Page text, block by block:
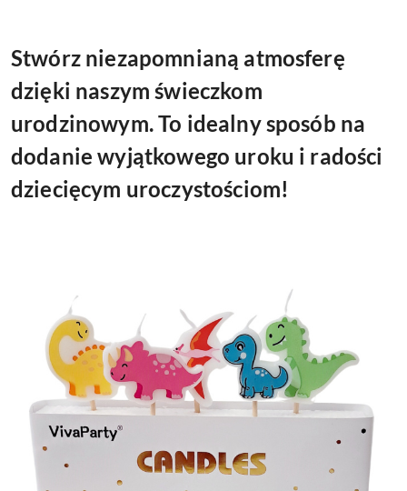
Stwórz niezapomnianą atmosferę
dzięki naszym świeczkom
urodzinowym. To idealny sposób na
dodanie wyjątkowego uroku i radości
dziecięcym uroczystościom!